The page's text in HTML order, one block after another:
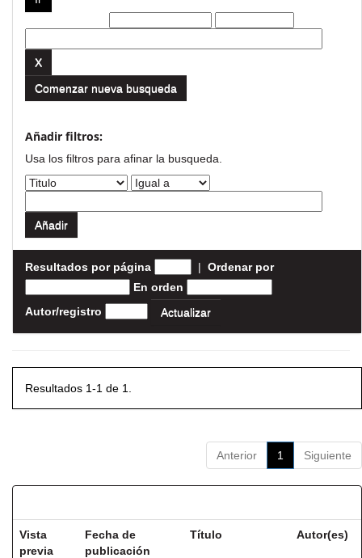
Comenzar nueva busqueda
Añadir filtros:
Usa los filtros para afinar la busqueda.
Resultados por página | Ordenar por
En orden
Autor/registro
Resultados 1-1 de 1.
Anterior 1 Siguiente
Vista
previa
Fecha de
publicación
Título Autor(es)